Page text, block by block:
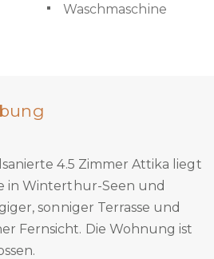
Waschmaschine
4.5 Zimmer Attika liegt
in Winterthur-Seen und
sonniger Terrasse und
Fernsicht. Die Wohnung ist